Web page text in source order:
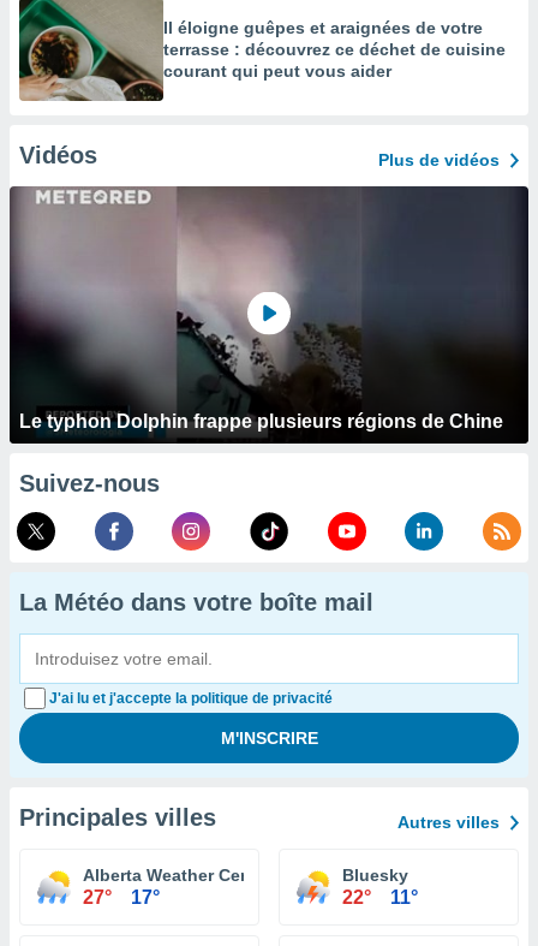
Il éloigne guêpes et araignées de votre
terrasse : découvrez ce déchet de cuisine
courant qui peut vous aider
Vidéos Plus de vidéos
Le typhon Dolphin frappe plusieurs régions de Chine
Suivez-nous
La Météo dans votre boîte mail
J'ai lu et j'accepte la politique de privacité
Principales villes Autres villes
Alberta Weather Centre
27° 17°
Bluesky
22° 11°